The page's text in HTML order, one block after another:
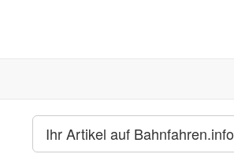
Ihr Artikel auf Bahnfahren.info